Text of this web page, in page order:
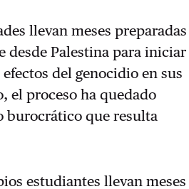
llevan meses preparadas
desde Palestina para iniciar
del genocidio en sus
el proceso ha quedado
burocrático que resulta
estudiantes llevan meses